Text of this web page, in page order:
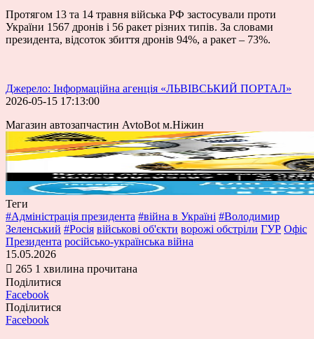
Протягом 13 та 14 травня війська РФ застосували проти
України 1567 дронів і 56 ракет різних типів. За словами
президента, відсоток збиття дронів 94%, а ракет – 73%.
Джерело: Інформаційна агенція «ЛЬВІВСЬКИЙ ПОРТАЛ»
2026-05-15 17:13:00
Магазин автозапчастин AvtoBot м.Ніжин
Теги
#Адміністрація президента #війна в Україні #Володимир
Зеленський #Росія військові об'єкти ворожі обстріли ГУР Офіс
Президента російсько-українська війна
15.05.2026
265 1 хвилина прочитана
Поділитися
Facebook
Поділитися
Facebook